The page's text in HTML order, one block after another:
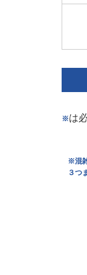
※は
※混
３つ